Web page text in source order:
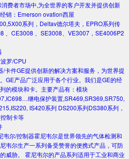
费者市场中,为全世界的客户开发并提供创新
销：Emerson ovation西屋
系列，Deltav德尔塔夫，EPRO系列传
、CE3008 、SE3008、VE3007，SE4006P2
罗/CPU
/卡件GE提供创新的解决方案和服务，为世界提
GE产品广泛应用于各个行业。我们是GE的经
的模块和卡。主要产品有：模块
继电保护装置,SR469,SR369,SR750,
IS420系列 DS200系列DS380系列，
制卡等
韦尔/控制器霍尼韦尔是世界领先的气体检测和
韦尔生产一系列备受赞誉的便携式产品，可防
威胁。 霍尼韦尔的产品系列适用于工业和商业